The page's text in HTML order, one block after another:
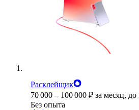
Расклейщик
70 000 – 100 000 ₽ за месяц, до
Без опыта